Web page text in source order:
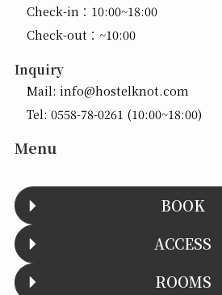
Check-in：10:00~18:00
Check-out：~10:00
Inquiry
Mail: info@hostelknot.com
Tel: 0558-78-0261 (10:00~18:00)
Menu
BOOK
ACCESS
ROOMS